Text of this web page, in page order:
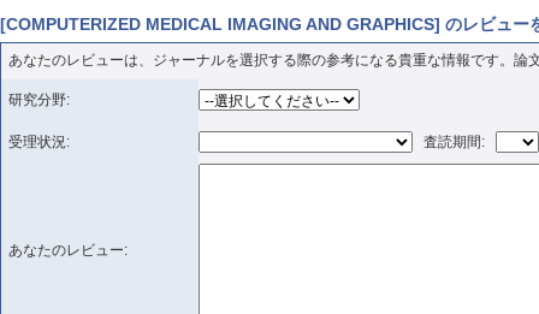
[COMPUTERIZED MEDICAL IMAGING AND GRAPHICS] のレビュー
あなたのレビューは、ジャーナルを選択する際の参考になる貴重な情報です。論
研究分野:
受理状況: 査読期間:
あなたのレビュー: